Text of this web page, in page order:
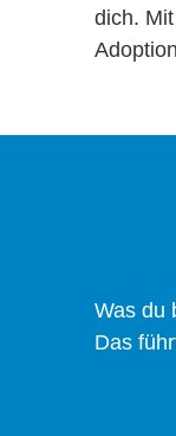
dich.
Was du
Das